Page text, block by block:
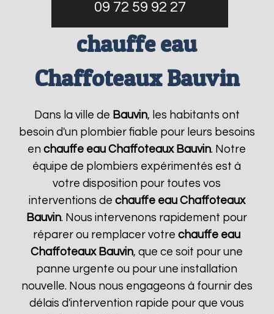
09 72 59 92 27
chauffe eau
Chaffoteaux Bauvin
Dans la ville de Bauvin, les habitants ont
besoin d'un plombier fiable pour leurs besoins
enchauffe eau Chaffoteaux Bauvin. Notre
équipe de plombiers expérimentés est à
votre disposition pour toutes vos
interventions de chauffe eau Chaffoteaux
Bauvin. Nous intervenons rapidement pour
réparer ou remplacer votrechauffe eau
Chaffoteaux Bauvin, que ce soit pour une
panne urgente ou pour une installation
nouvelle. Nous nous engageons à fournir des
délais d'intervention rapide pour que vous